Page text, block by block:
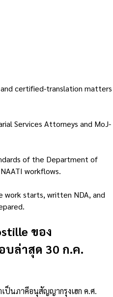
certified-translation matters
Services Attorneys and MoJ-
of the Department of
workflows.
work starts, written NDA, and
ของ
บล่าสุด 30 ก.ค.
ป็นภาคีอนุสัญญากรุงเฮก ค.ศ.